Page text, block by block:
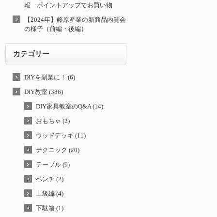
報 ポイントアップでお買い物
【2024年】藤原産業の新商品内覧会
の様子（前編・後編）
カテゴリー
DIYを副業に！ (6)
DIY教室 (386)
DIY家具教室のQ&A (14)
おもちゃ (2)
ウッドデッキ (11)
テクニック (20)
テーブル (9)
ベンチ (2)
上級編 (4)
下駄箱 (1)